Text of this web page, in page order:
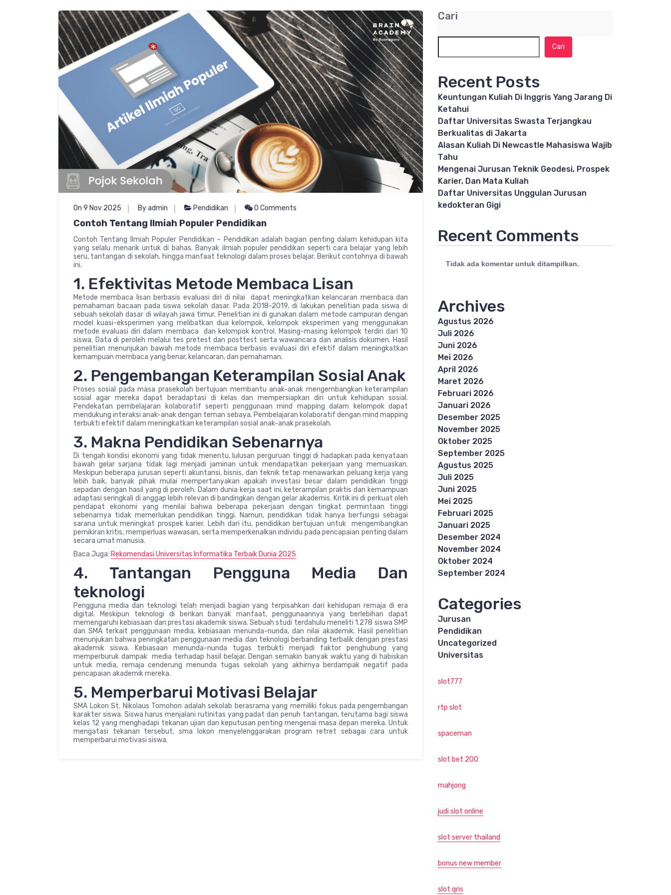
On 9 Nov 2025 By admin Pendidikan 0 Comments
Contoh Tentang Ilmiah Populer Pendidikan
Contoh Tentang Ilmiah Populer Pendidikan – Pendidikan adalah bagian penting dalam kehidupan kita
yang selalu menarik untuk di bahas. Banyak ilmiah populer pendidikan seperti cara belajar yang lebih
seru, tantangan di sekolah, hingga manfaat teknologi dalam proses belajar. Berikut contohnya di bawah
ini.
1. Efektivitas Metode Membaca Lisan
Metode membaca lisan berbasis evaluasi diri di nilai dapat meningkatkan kelancaran membaca dan
pemahaman bacaan pada siswa sekolah dasar. Pada 2018-2019, di lakukan penelitian pada siswa di
sebuah sekolah dasar di wilayah jawa timur. Penelitian ini di gunakan dalam metode campuran dengan
model kuasi-eksperimen yang melibatkan dua kelompok, kelompok eksperimen yang menggunakan
metode evaluasi diri dalam membaca dan kelompok kontrol. Masing-masing kelompok terdiri dari 10
siswa. Data di peroleh melalui tes pretest dan posttest serta wawancara dan analisis dokumen. Hasil
penelitian menunjukan bawah metode membaca berbasis evaluasi diri efektif dalam meningkatkan
kemampuan membaca yang benar, kelancaran, dan pemahaman.
2. Pengembangan Keterampilan Sosial Anak
Proses sosial pada masa prasekolah bertujuan membantu anak-anak mengembangkan keterampilan
sosial agar mereka dapat beradaptasi di kelas dan mempersiapkan diri untuk kehidupan sosial.
Pendekatan pembelajaran kolaboratif seperti penggunaan mind mapping dalam kelompok dapat
mendukung interaksi anak-anak dengan teman sebaya. Pembelajaran kolaboratif dengan mind mapping
terbukti efektif dalam meningkatkan keterampilan sosial anak-anak prasekolah.
3. Makna Pendidikan Sebenarnya
Di tengah kondisi ekonomi yang tidak menentu, lulusan perguruan tinggi di hadapkan pada kenyataan
bawah gelar sarjana tidak lagi menjadi jaminan untuk mendapatkan pekerjaan yang memuaskan.
Meskipun beberapa jurusan seperti akuntansi, bisnis, dan teknik tetap menawarkan peluang kerja yang
lebih baik, banyak pihak mulai mempertanyakan apakah investasi besar dalam pendidikan tinggi
sepadan dengan hasil yang di peroleh. Dalam dunia kerja saat ini, keterampilan praktis dan kemampuan
adaptasi seringkali di anggap lebih relevan di bandingkan dengan gelar akademis. Kritik ini di perkuat oleh
pendapat ekonomi yang menilai bahwa beberapa pekerjaan dengan tingkat permintaan tinggi
sebenarnya tidak memerlukan pendidikan tinggi. Namun, pendidikan tidak hanya berfungsi sebagai
sarana untuk meningkat prospek karier. Lebih dari itu, pendidikan bertujuan untuk mengembangkan
pemikiran kritis, memperluas wawasan, serta memperkenalkan individu pada pencapaian penting dalam
secara umat manusia.
Baca Juga: Rekomendasi Universitas Informatika Terbaik Dunia 2025
4. Tantangan Pengguna Media Dan
teknologi
Pengguna media dan teknologi telah menjadi bagian yang terpisahkan dari kehidupan remaja di era
digital. Meskipun teknologi di berikan banyak manfaat, penggunaannya yang berlebihan dapat
memengaruhi kebiasaan dan prestasi akademik siswa. Sebuah studi terdahulu meneliti 1.278 siswa SMP
dan SMA terkait penggunaan media, kebiasaan menunda-nunda, dan nilai akademik. Hasil penelitian
menunjukan bahwa peningkatan penggunaan media dan teknologi berbanding terbalik dengan prestasi
akademik siswa. Kebiasaan menunda-nunda tugas terbukti menjadi faktor penghubung yang
memperburuk dampak media terhadap hasil belajar. Dengan semakin banyak waktu yang di habiskan
untuk media, remaja cenderung menunda tugas sekolah yang akhirnya berdampak negatif pada
pencapaian akademik mereka.
5. Memperbarui Motivasi Belajar
SMA Lokon St. Nikolaus Tomohon adalah sekolab berasrama yang memiliki fokus pada pengembangan
karakter siswa. Siswa harus menjalani rutinitas yang padat dan penuh tantangan, terutama bagi siswa
kelas 12 yang menghadapi tekanan ujian dan keputusan penting mengenai masa depan mereka. Untuk
mengatasi tekanan tersebut, sma lokon menyelenggarakan program retret sebagai cara untuk
memperbarui motivasi siswa.
Cari
Cari
Recent Posts
Keuntungan Kuliah Di Inggris Yang Jarang Di
Ketahui
Daftar Universitas Swasta Terjangkau
Berkualitas di Jakarta
Alasan Kuliah Di Newcastle Mahasiswa Wajib
Tahu
Mengenai Jurusan Teknik Geodesi, Prospek
Karier, Dan Mata Kuliah
Daftar Universitas Unggulan Jurusan
kedokteran Gigi
Recent Comments
Tidak ada komentar untuk ditampilkan.
Archives
Agustus 2026
Juli 2026
Juni 2026
Mei 2026
April 2026
Maret 2026
Februari 2026
Januari 2026
Desember 2025
November 2025
Oktober 2025
September 2025
Agustus 2025
Juli 2025
Juni 2025
Mei 2025
Februari 2025
Januari 2025
Desember 2024
November 2024
Oktober 2024
September 2024
Categories
Jurusan
Pendidikan
Uncategorized
Universitas
slot777
rtp slot
spaceman
slot bet 200
mahjong
judi slot online
slot server thailand
bonus new member
slot qris